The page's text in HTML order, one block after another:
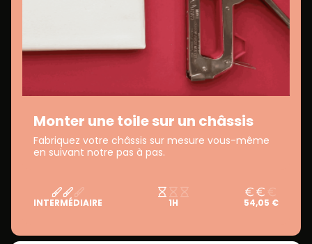
Monter une toile sur un châssis
Fabriquez votre châssis sur mesure vous-même
en suivant notre pas à pas.
INTERMÉDIAIRE 1H 54,05 €